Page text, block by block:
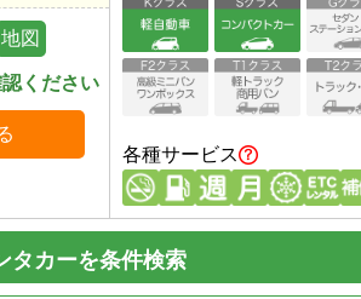
地図
ください
各種サービス
タカーを条件検索